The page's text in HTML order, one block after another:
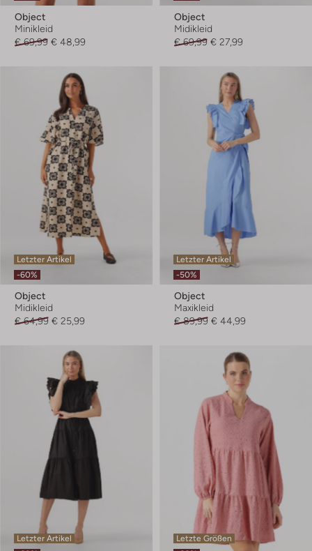
Object
Minikleid
€ 69,99 € 48,99
Object
Midikleid
€ 69,99 € 27,99
Letzter Artikel
-60%
Object
Midikleid
€ 64,99 € 25,99
Letzter Artikel
-50%
Object
Maxikleid
€ 89,99 € 44,99
Letzter Artikel
Letzte Größen